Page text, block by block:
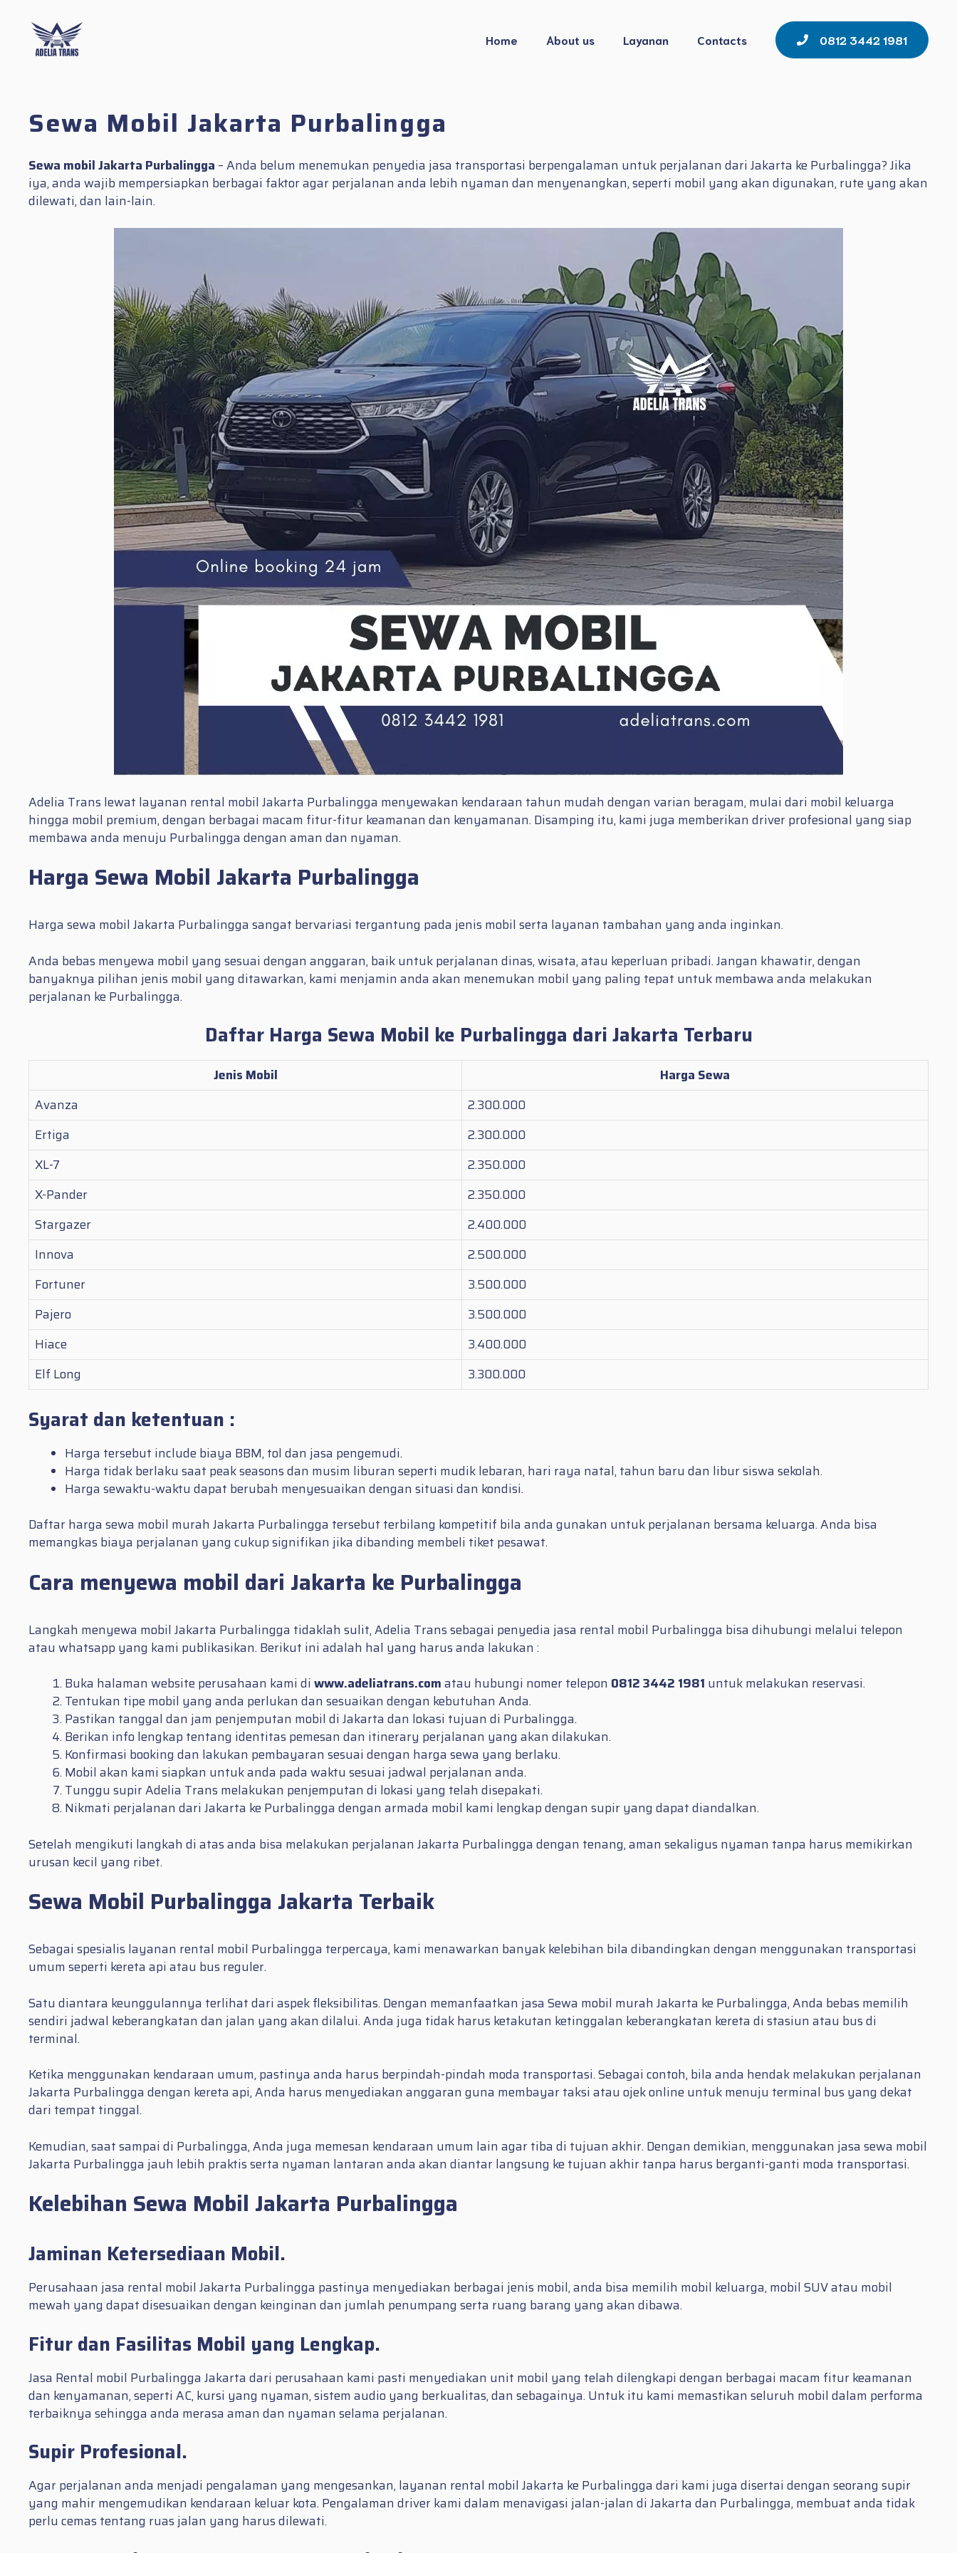
content
Home About us Layanan Contacts 0812 3442 1981
Sewa Mobil Jakarta Purbalingga
Sewa mobil Jakarta Purbalingga – Anda belum menemukan penyedia jasa transportasi berpengalaman untuk perjalanan dari Jakarta ke Purbalingga? Jika
iya, anda wajib mempersiapkan berbagai faktor agar perjalanan anda lebih nyaman dan menyenangkan, seperti mobil yang akan digunakan, rute yang akan
dilewati, dan lain-lain.
Adelia Trans lewat layanan rental mobil Jakarta Purbalingga menyewakan kendaraan tahun mudah dengan varian beragam, mulai dari mobil keluarga
hingga mobil premium, dengan berbagai macam fitur-fitur keamanan dan kenyamanan. Disamping itu, kami juga memberikan driver profesional yang siap
membawa anda menuju Purbalingga dengan aman dan nyaman.
Harga Sewa Mobil Jakarta Purbalingga
Harga sewa mobil Jakarta Purbalingga sangat bervariasi tergantung pada jenis mobil serta layanan tambahan yang anda inginkan.
Anda bebas menyewa mobil yang sesuai dengan anggaran, baik untuk perjalanan dinas, wisata, atau keperluan pribadi. Jangan khawatir, dengan
banyaknya pilihan jenis mobil yang ditawarkan, kami menjamin anda akan menemukan mobil yang paling tepat untuk membawa anda melakukan
perjalanan ke Purbalingga.
Daftar Harga Sewa Mobil ke Purbalingga dari Jakarta Terbaru
Jenis Mobil
Harga Sewa
Avanza
2.300.000
Ertiga
2.300.000
XL-7
2.350.000
X-Pander
2.350.000
Stargazer
2.400.000
Innova
2.500.000
Fortuner
3.500.000
Pajero
3.500.000
Hiace
3.400.000
Elf Long
3.300.000
Syarat dan ketentuan :
Harga tersebut include biaya BBM, tol dan jasa pengemudi.
Harga tidak berlaku saat peak seasons dan musim liburan seperti mudik lebaran, hari raya natal, tahun baru dan libur siswa sekolah.
Harga sewaktu-waktu dapat berubah menyesuaikan dengan situasi dan kondisi.
Daftar harga sewa mobil murah Jakarta Purbalingga tersebut terbilang kompetitif bila anda gunakan untuk perjalanan bersama keluarga. Anda bisa
memangkas biaya perjalanan yang cukup signifikan jika dibanding membeli tiket pesawat.
Cara menyewa mobil dari Jakarta ke Purbalingga
Langkah menyewa mobil Jakarta Purbalingga tidaklah sulit, Adelia Trans sebagai penyedia jasa rental mobil Purbalingga bisa dihubungi melalui telepon
atau whatsapp yang kami publikasikan. Berikut ini adalah hal yang harus anda lakukan :
Buka halaman website perusahaan kami di www.adeliatrans.comatau hubungi nomer telepon 0812 3442 1981 untuk melakukan reservasi.
Tentukan tipe mobil yang anda perlukan dan sesuaikan dengan kebutuhan Anda.
Pastikan tanggal dan jam penjemputan mobil di Jakarta dan lokasi tujuan di Purbalingga.
Berikan info lengkap tentang identitas pemesan dan itinerary perjalanan yang akan dilakukan.
Konfirmasi booking dan lakukan pembayaran sesuai dengan harga sewa yang berlaku.
Mobil akan kami siapkan untuk anda pada waktu sesuai jadwal perjalanan anda.
Tunggu supir Adelia Trans melakukan penjemputan di lokasi yang telah disepakati.
Nikmati perjalanan dari Jakarta ke Purbalingga dengan armada mobil kami lengkap dengan supir yang dapat diandalkan.
Setelah mengikuti langkah di atas anda bisa melakukan perjalanan Jakarta Purbalingga dengan tenang, aman sekaligus nyaman tanpa harus memikirkan
urusan kecil yang ribet.
Sewa Mobil Purbalingga Jakarta Terbaik
Sebagai spesialis layanan rental mobil Purbalingga terpercaya, kami menawarkan banyak kelebihan bila dibandingkan dengan menggunakan transportasi
umum seperti kereta api atau bus reguler.
Satu diantara keunggulannya terlihat dari aspek fleksibilitas. Dengan memanfaatkan jasa Sewa mobil murah Jakarta ke Purbalingga, Anda bebas memilih
sendiri jadwal keberangkatan dan jalan yang akan dilalui. Anda juga tidak harus ketakutan ketinggalan keberangkatan kereta di stasiun atau bus di
terminal.
Ketika menggunakan kendaraan umum, pastinya anda harus berpindah-pindah moda transportasi. Sebagai contoh, bila anda hendak melakukan perjalanan
Jakarta Purbalingga dengan kereta api, Anda harus menyediakan anggaran guna membayar taksi atau ojek online untuk menuju terminal bus yang dekat
dari tempat tinggal.
Kemudian, saat sampai di Purbalingga, Anda juga memesan kendaraan umum lain agar tiba di tujuan akhir. Dengan demikian, menggunakan jasa sewa mobil
Jakarta Purbalingga jauh lebih praktis serta nyaman lantaran anda akan diantar langsung ke tujuan akhir tanpa harus berganti-ganti moda transportasi.
Kelebihan Sewa Mobil Jakarta Purbalingga
Jaminan Ketersediaan Mobil.
Perusahaan jasa rental mobil Jakarta Purbalingga pastinya menyediakan berbagai jenis mobil, anda bisa memilih mobil keluarga, mobil SUV atau mobil
mewah yang dapat disesuaikan dengan keinginan dan jumlah penumpang serta ruang barang yang akan dibawa.
Fitur dan Fasilitas Mobil yang Lengkap.
Jasa Rental mobil Purbalingga Jakarta dari perusahaan kami pasti menyediakan unit mobil yang telah dilengkapi dengan berbagai macam fitur keamanan
dan kenyamanan, seperti AC, kursi yang nyaman, sistem audio yang berkualitas, dan sebagainya. Untuk itu kami memastikan seluruh mobil dalam performa
terbaiknya sehingga anda merasa aman dan nyaman selama perjalanan.
Supir Profesional.
Agar perjalanan anda menjadi pengalaman yang mengesankan, layanan rental mobil Jakarta ke Purbalingga dari kami juga disertai dengan seorang supir
yang mahir mengemudikan kendaraan keluar kota. Pengalaman driver kami dalam menavigasi jalan-jalan di Jakarta dan Purbalingga, membuat anda tidak
perlu cemas tentang ruas jalan yang harus dilewati.